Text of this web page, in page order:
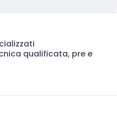
qualificata, pre e